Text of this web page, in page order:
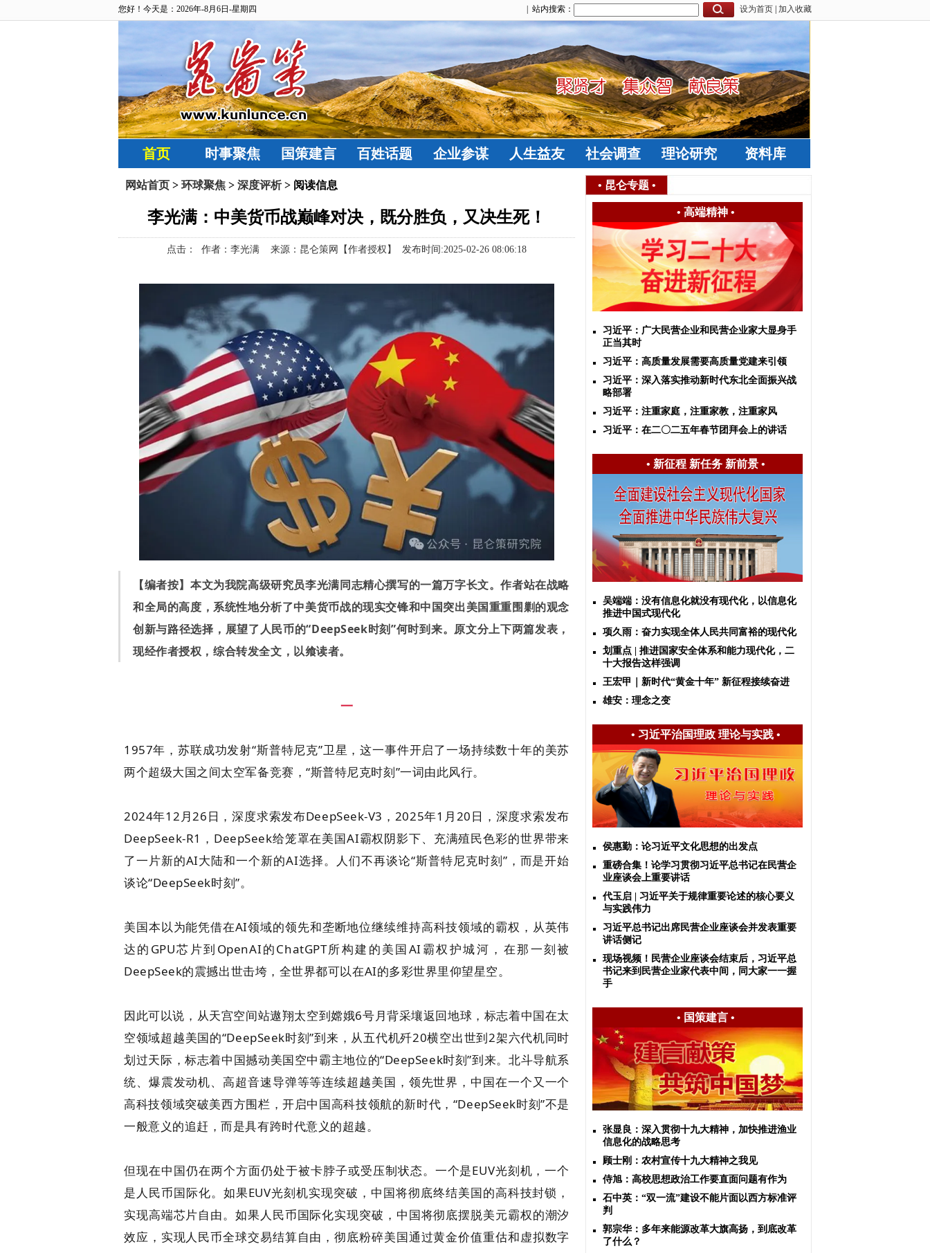
您好！今天是：2026年-8月6日-星期四 设为首页 加入收藏
| 站内搜索：
首页 时事聚焦 国策建言 百姓话题 企业参谋 人生益友 社会调查 理论研究 资料库
网站首页 > 环球聚焦 > 深度评析> 阅读信息
李光满：中美货币战巅峰对决，既分胜负，又决生死！
点击： 作者：李光满 来源：昆仑策网【作者授权】 发布时间:2025-02-26 08:06:18
【编者按】本文为我院高级研究员李光满同志精心撰写的一篇万字长文。作者站在战略
和全局的高度，系统性地分析了中美货币战的现实交锋和中国突出美国重重围剿的观念
创新与路径选择，展望了人民币的“DeepSeek时刻”何时到来。原文分上下两篇发表，
现经作者授权，综合转发全文，以飨读者。
一
1957年，苏联成功发射“斯普特尼克”卫星，这一事件开启了一场持续数十年的美苏
两个超级大国之间太空军备竞赛，“斯普特尼克时刻”一词由此风行。
2024年12月26日，深度求索发布DeepSeek-V3，2025年1月20日，深度求索发布
DeepSeek-R1，DeepSeek给笼罩在美国AI霸权阴影下、充满殖民色彩的世界带来
了一片新的AI大陆和一个新的AI选择。人们不再谈论“斯普特尼克时刻”，而是开始
谈论“DeepSeek时刻”。
美国本以为能凭借在AI领域的领先和垄断地位继续维持高科技领域的霸权，从英伟
达的GPU芯片到OpenAI的ChatGPT所构建的美国AI霸权护城河，在那一刻被
DeepSeek的震撼出世击垮，全世界都可以在AI的多彩世界里仰望星空。
因此可以说，从天宫空间站遨翔太空到嫦娥6号月背采壤返回地球，标志着中国在太
空领域超越美国的“DeepSeek时刻”到来，从五代机歼20横空出世到2架六代机同时
划过天际，标志着中国撼动美国空中霸主地位的“DeepSeek时刻”到来。北斗导航系
统、爆震发动机、高超音速导弹等等连续超越美国，领先世界，中国在一个又一个
高科技领域突破美西方围栏，开启中国高科技领航的新时代，“DeepSeek时刻”不是
一般意义的追赶，而是具有跨时代意义的超越。
但现在中国仍在两个方面仍处于被卡脖子或受压制状态。一个是EUV光刻机，一个
是人民币国际化。如果EUV光刻机实现突破，中国将彻底终结美国的高科技封锁，
实现高端芯片自由。如果人民币国际化实现突破，中国将彻底摆脱美元霸权的潮汐
效应，实现人民币全球交易结算自由，彻底粉碎美国通过黄金价值重估和虚拟数字
• 昆仑专题 •
• 高端精神•
习近平：广大民营企业和民营企业家大显身手
正当其时
习近平：高质量发展需要高质量党建来引领
​习近平：深入落实推动新时代东北全面振兴战
略部署
习近平：注重家庭，注重家教，注重家风
习近平：在二〇二五年春节团拜会上的讲话
• 新征程 新任务 新前景•
吴端端：没有信息化就没有现代化，以信息化
推进中国式现代化
项久雨：奋力实现全体人民共同富裕的现代化
划重点 | 推进国家安全体系和能力现代化，二
十大报告这样强调
王宏甲｜新时代“黄金十年” 新征程接续奋进
雄安：理念之变
• 习近平治国理政 理论与实践•
侯惠勤：论习近平文化思想的出发点
重磅合集！论学习贯彻习近平总书记在民营企
业座谈会上重要讲话
代玉启 | 习近平关于规律重要论述的核心要义
与实践伟力
习近平总书记出席民营企业座谈会并发表重要
讲话侧记
现场视频！民营企业座谈会结束后，习近平总
书记来到民营企业家代表中间，同大家一一握
手
• 国策建言•
张显良：深入贯彻十九大精神，加快推进渔业
信息化的战略思考
顾士刚：农村宣传十九大精神之我见
侍旭：高校思想政治工作要直面问题有作为
石中英：“双一流”建设不能片面以西方标准评
判
郭宗华：多年来能源改革大旗高扬，到底改革
了什么？